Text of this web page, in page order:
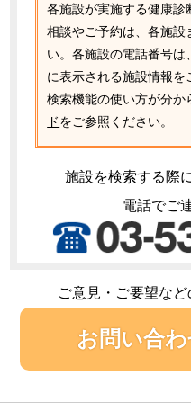
各施設が実施する健康
相談やご予約は、各施設
い。各施設の電話番号は
に表示される施設情報を
検索機能の使い方が分か
ドをご参照ください。
施設を検索する際
電話でご
ご意見・ご要望な
お問い合